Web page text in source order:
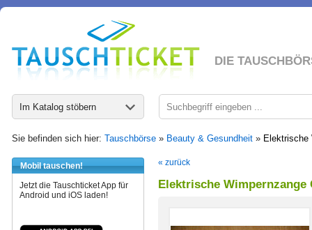
DIE
Im Katalog stöbern
Sie befinden sich hier: Tauschbörse » Beauty & Gesundheit » Elektrische
Mobil tauschen!
Jetzt die Tauschticket App für
Android und iOS laden!
« zurück
Elektrische Wimpernzange